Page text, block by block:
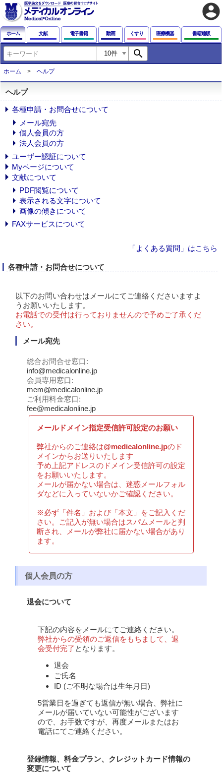
account_circle
ホーム 文献 電子書籍 動画 くすり 医療機器 書籍通販
search
ホーム ヘルプ
ヘルプ
各種申請・お問合せについて
メール宛先
個人会員の方
法人会員の方
ユーザー認証について
Myページについて
文献について
PDF閲覧について
表示される文字について
画像の傾きについて
FAXサービスについて
「よくある質問」はこちら
各種申請・お問合せについて
以下のお問い合わせはメールにてご連絡くださいますよ
うお願いいたします。
お電話での受付は行っておりませんので予めご了承くだ
さい。
メール宛先
総合お問合せ窓口
info@medicalonline.jp
会員専用窓口
mem@medicalonline.jp
ご利用料金窓口
fee@medicalonline.jp
メールドメイン指定受信許可設定のお願い
弊社からのご連絡は@medicalonline.jpのド
メインからお送りいたします
予め上記アドレスのドメイン受信許可の設定
をお願いいたします。
メールが届かない場合は、迷惑メールフォル
ダなどに入っていないかご確認ください。
※必ず「件名」および「本文」をご記入くだ
さい。ご記入が無い場合はスパムメールと判
断され、メールが弊社に届かない場合があり
ます。
個人会員の方
退会について
下記の内容をメールにてご連絡ください。
弊社からの受領のご返信をもちまして、退
会受付完了 となります。
退会
ご氏名
ID (ご不明な場合は生年月日)
5営業日を過ぎても返信が無い場合、弊社に
メールが届いていない可能性がございます
ので、お手数ですが、再度メールまたはお
電話にてご連絡ください。
登録情報、料金プラン、クレジットカード情報の
変更について